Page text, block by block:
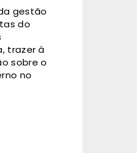
gestão
do
trazer à
sobre o
no